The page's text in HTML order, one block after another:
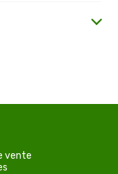
vente